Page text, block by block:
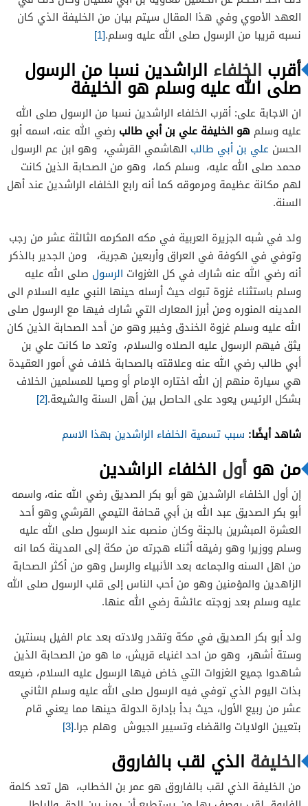
العهد الأموي وفي هذا المقال سيتم بيان من الخليفة الذي كان
نسبه قريبا من الرسول صلى الله عليه وسلم.[1]
أقرب الخلفاء الراشدين نسبا من الرسول
صلى الله عليه وسلم هو الخليفة
ان الاجابة على: أقرب الخلفاء الراشدين نسبا من الرسول صلى الله
عليه وسلم هو الخليفة علي بن أبي طالب رضي الله عنه، اسمه أبو
الحسن علي بن أبي طالب الهاشمي القرشي، وهو ابن عم الرسول
محمد صلى الله عليه، وسلم كما، وهو من الصحابة الذين كانت
لهم مكانة عظيمة ومرموقه كما أنه رابع الخلفاء الراشدين عند أهل
السنة.
ولد في شبه الجزيرة العربية في مكه المكرمه الثالثة عشر من رجب
وتوفي في الكوفة في العراق وأربعين هجرية، ومن الجدير بالذكر
أنه رضي الله عنه شارك في كل الغزوات الرسول صلى الله عليه
وسلم باستثناء غزوة تبوك حيث أرسله حينها النبي عليه السلام الى
المدينه المنوره ومن أبرز المعارك التي شارك فيها مع الرسول صلى
الله عليه وسلم غزوة الخندق وخيبر وهو من أحد الصحابة الذين كان
يثق فيهم الرسول عليه الصلاه والسلام، وتعد ما كانت علي بن
أبي طالب رضي الله عنه وعلاقته بالصحابة خلاف في أمور العقيدة
هي سيارة منهم إن الله اختاره الإمام أو وصيا للمسلمين الخلاف
بشكل الرئيس يعود على الحاصل بين أهل السنة والشيعة.[2]
شاهد أيضًا: سبب تسمية الخلفاء الراشدين بهذا الاسم
من هوأول الخلفاء الراشدين
إن أول الخلفاء الراشدين هو أبو بكر الصديق رضي الله عنه، واسمه
أبو بكر الصديق عبد الله بن أبي قحافة التيمي القرشي وهو أحد
العشرة المبشرين بالجنة وكان منصبه عند الرسول صلى الله عليه
وسلم ووزيرا وهو رفيقه أثناء هجرته من مكة إلى المدينة كما انه
من اهل السنه والجماعه بعد الأنبياء والرسل وهو من أكثر الصحابة
الزاهدين والمؤمنين وهو من أحب الناس إلى قلب الرسول صلى الله
عليه وسلم بعد زوجته عائشة رضي الله عنها.
ولد أبو بكر الصديق في مكة وتقدر ولادته بعد عام الفيل بسنتين
وستة أشهر، وهو من احد اغنياء قريش، ما هو من الصحابة الذين
شاهدوا جميع الغزوات التي خاض فيها الرسول عليه السلام، ضيعه
بذات اليوم الذي توفي فيه الرسول صلى الله عليه وسلم الثاني
عشر من ربيع الأول، حيث بدأ بإدارة الدولة حينها مما يعني قام
بتعيين الولايات والقضاء وتسيير الجيوش وهلم جرا.[3]
الخليفة الذي لقب بالفاروق
من الخليفة الذي لقب بالفاروق هو عمر بن الخطاب، هل تعد كلمة